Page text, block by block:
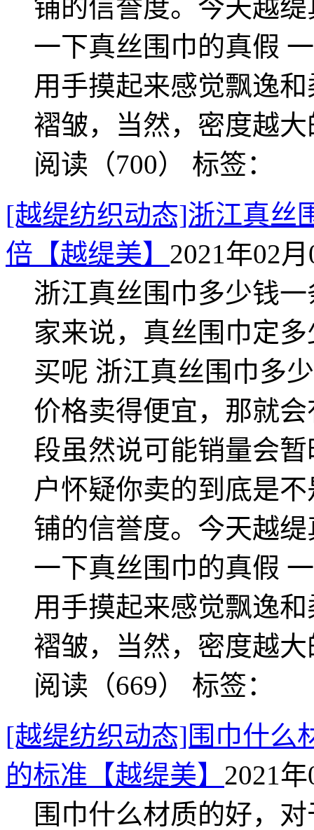
铺的信誉度。今天越
一下真丝围巾的真假
用手摸起来感觉飘逸
褶皱，当然，密度越
阅读（700） 标签：
[越缇纺织动态]浙江真丝
倍【越缇美】 2021年02
浙江真丝围巾多少钱
家来说，真丝围巾定
买呢 浙江真丝围巾多
价格卖得便宜，那就
段虽然说可能销量会
户怀疑你卖的到底是
铺的信誉度。今天越
一下真丝围巾的真假
用手摸起来感觉飘逸
褶皱，当然，密度越
阅读（669） 标签：
[越缇纺织动态]围巾什么
的标准【越缇美】 2021
围巾什么材质的好，